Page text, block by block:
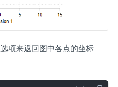
选项来返回图中各点的坐标